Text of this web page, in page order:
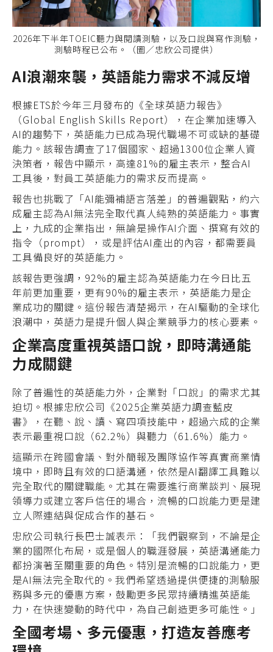
2026年下半年TOEIC聽力與閱讀測驗，以及口說與寫作測驗，
測驗時程已公布。（圖／忠欣公司提供）
AI浪潮來襲，英語能力需求不減反增
根據ETS於今年三月發布的《全球英語力報告》
（Global English Skills Report），在企業加速導入
AI的趨勢下，英語能力已成為現代職場不可或缺的基礎
能力。該報告調查了17個國家、超過1300位企業人資
決策者，報告中顯示，高達81%的雇主表示，整合AI
工具後，對員工英語能力的需求反而提高。
報告也挑戰了「AI能彌補語言落差」的普遍觀點，約六
成雇主認為AI無法完全取代真人純熟的英語能力。事實
上，九成的企業指出，無論是操作AI介面、撰寫有效的
指令（prompt），或是評估AI產出的內容，都需要員
工具備良好的英語能力。
該報告更強調，92%的雇主認為英語能力在今日比五
年前更加重要，更有90%的雇主表示，英語能力是企
業成功的關鍵。這份報告清楚揭示，在AI驅動的全球化
浪潮中，英語力是提升個人與企業競爭力的核心要素。
企業高度重視英語口說，即時溝通能
力成關鍵
除了普遍性的英語能力外，企業對「口說」的需求尤其
迫切。根據忠欣公司《2025企業英語力調查藍皮
書》，在聽、說、讀、寫四項技能中，超過六成的企業
表示最重視口說（62.2%）與聽力（61.6%）能力。
這顯示在跨國會議、對外簡報及團隊協作等真實商業情
境中，即時且有效的口語溝通，依然是AI翻譯工具難以
完全取代的關鍵職能。尤其在需要進行商業談判、展現
領導力或建立客戶信任的場合，流暢的口說能力更是建
立人際連結與促成合作的基石。
忠欣公司執行長巴士誠表示：「我們觀察到，不論是企
業的國際化布局，或是個人的職涯發展，英語溝通能力
都扮演著至關重要的角色。特別是流暢的口說能力，更
是AI無法完全取代的。我們希望透過提供便捷的測驗服
務與多元的優惠方案，鼓勵更多民眾持續精進英語能
力，在快速變動的時代中，為自己創造更多可能性。」
全國考場、多元優惠，打造友善應考